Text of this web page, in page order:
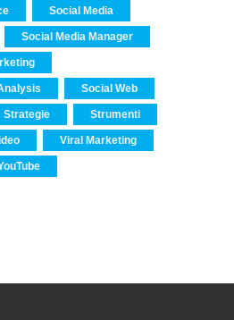
Social Media
Social Media Manager
Social Web
Strategie Strumenti
Viral Marketing